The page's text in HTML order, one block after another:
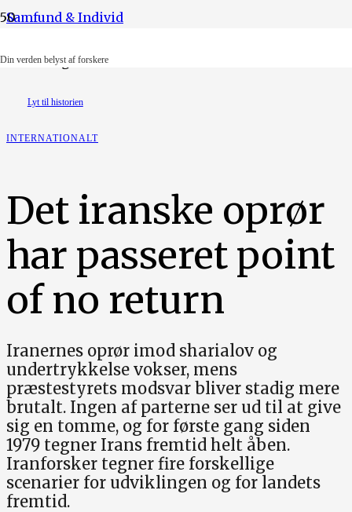
Din verden belyst af forskere
Samfund & Individ
Foto: Tolga Ildun
Lyt til historien
INTERNATIONALT
Det iranske oprør
har passeret point
of no return
Iranernes oprør imod sharialov og
undertrykkelse vokser, mens
præstestyrets modsvar bliver stadig mere
brutalt. Ingen af parterne ser ud til at give
sig en tomme, og for første gang siden
1979 tegner Irans fremtid helt åben.
Iranforsker tegner fire forskellige
scenarier for udviklingen og for landets
fremtid.